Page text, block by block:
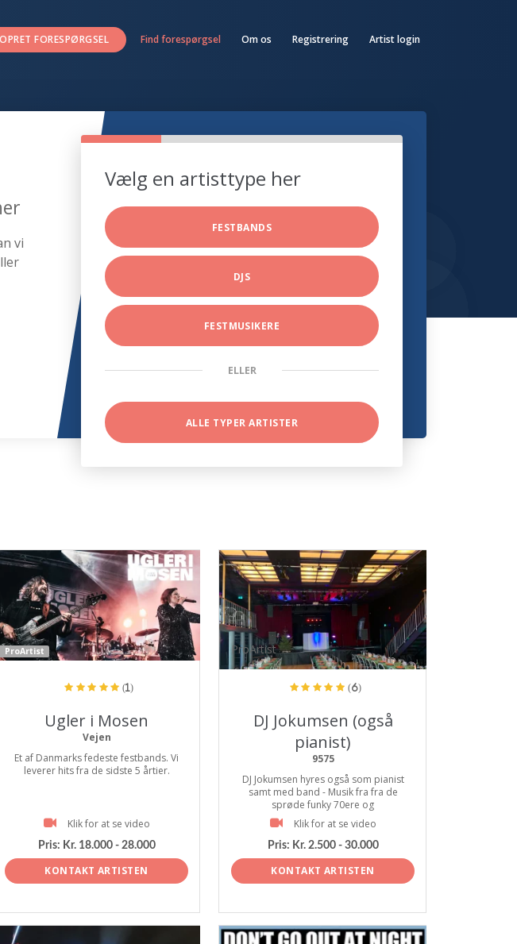
OPRET FORESPØRGSEL Find forespørgsel Om os Registrering Artist login
vi
Vælg en artisttype her
FESTBANDS
DJS
FESTMUSIKERE
ELLER
ALLE TYPER ARTISTER
ProArtist
(1)
Ugler i Mosen
Vejen
Et af Danmarks fedeste festbands. Vi
leverer hits fra de sidste 5 årtier.
Klik for at se video
Pris: Kr. 18.000 - 28.000
KONTAKT ARTISTEN
ProArtist
(6)
DJ Jokumsen (også
pianist)
9575
DJ Jokumsen hyres også som pianist
samt med band - Musik fra fra de
sprøde funky 70ere og
Klik for at se video
Pris: Kr. 2.500 - 30.000
KONTAKT ARTISTEN